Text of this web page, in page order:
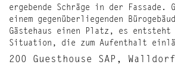
200 Guesthouse SAP, Walldorf